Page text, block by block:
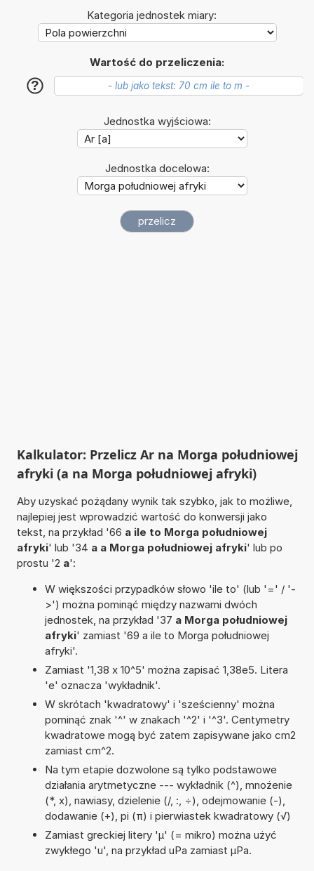
Kategoria jednostek miary:
Wartość do przeliczenia:
?
Jednostka wyjściowa:
Jednostka docelowa:
Kalkulator: Przelicz Ar na Morga południowej
afryki (a na Morga południowej afryki)
Aby uzyskać pożądany wynik tak szybko, jak to możliwe,
najlepiej jest wprowadzić wartość do konwersji jako
tekst, na przykład '66 a ile to Morga południowej
afryki' lub '34 a a Morga południowej afryki' lub po
prostu '2 a':
W większości przypadków słowo 'ile to' (lub '=' / '-
>') można pominąć między nazwami dwóch
jednostek, na przykład '37 a Morga południowej
afryki' zamiast '69 a ile to Morga południowej
afryki'.
Zamiast '1,38 x 10^5' można zapisać 1,38e5. Litera
'e' oznacza 'wykładnik'.
W skrótach 'kwadratowy' i 'sześcienny' można
pominąć znak '^' w znakach '^2' i '^3'. Centymetry
kwadratowe mogą być zatem zapisywane jako cm2
zamiast cm^2.
Na tym etapie dozwolone są tylko podstawowe
działania arytmetyczne --- wykładnik (^), mnożenie
(*, x), nawiasy, dzielenie (/, :, ÷), odejmowanie (-),
dodawanie (+), pi (π) i pierwiastek kwadratowy (√)
Zamiast greckiej litery 'µ' (= mikro) można użyć
zwykłego 'u', na przykład uPa zamiast µPa.